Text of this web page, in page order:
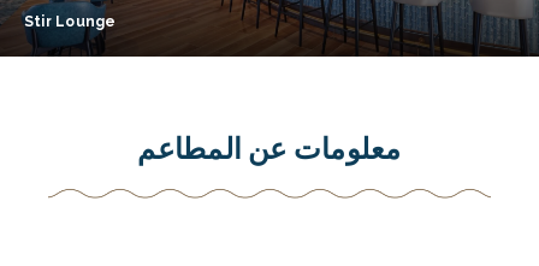
Stir Lounge
معلومات عن المطاعم